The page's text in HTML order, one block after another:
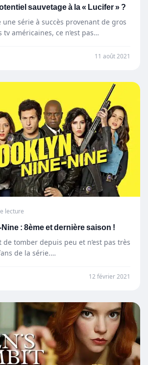
sauvetage à la « Lucifer » ?
une série à succès provenant de gros
tv américaines, ce n’est pas…
11 août 2021
lecture
: 8ème et dernière saison !
de tomber depuis peu et n’est pas très
de la série.…
12 février 2021